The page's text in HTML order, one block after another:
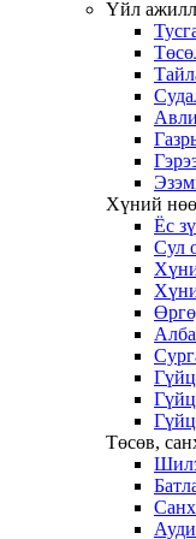
Үйл
Хүний
Ёс
Сул
Төсөв,